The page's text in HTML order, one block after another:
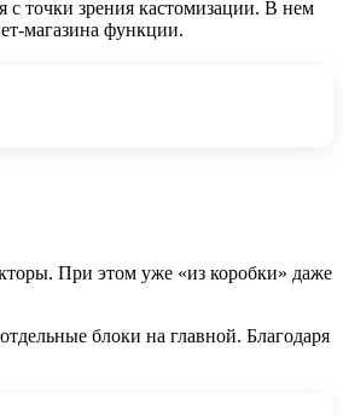
точки зрения кастомизации. В нем
магазина функции.
При этом уже «из коробки» даже
блоки на главной. Благодаря